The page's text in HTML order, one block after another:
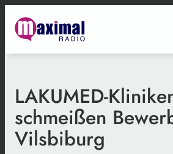
LAKUMED-
schmeißen
Vilsbiburg